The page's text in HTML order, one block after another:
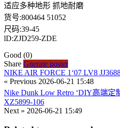
适应多种地形 抓地耐磨
货号:800464 51052
尺码:39-45
lD:ZJD259-ZDE
Good (0)
Share Gnerate poster
NIKE AIR FORCE 1‘07 LV8
« Previous 2026-06-21 15:48
Nike Dunk Low Retro ‘DIY高端定
XZ5899-106
Next » 2026-06-21 15:49